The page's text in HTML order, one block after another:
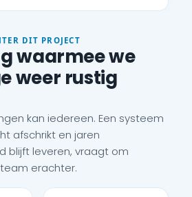
DIT PROJECT
waarmee we
weer rustig
kan iedereen. Een systeem
afschrikt en jaren
blijft leveren, vraagt om
erachter.